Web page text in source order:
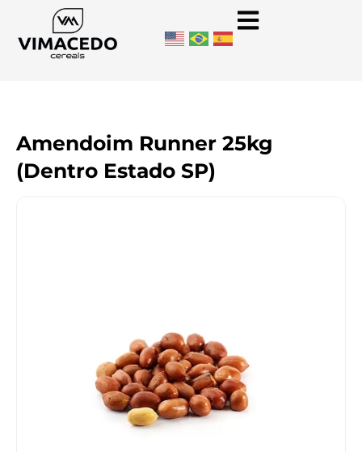
Amendoim Runner 25kg
(Dentro Estado SP)